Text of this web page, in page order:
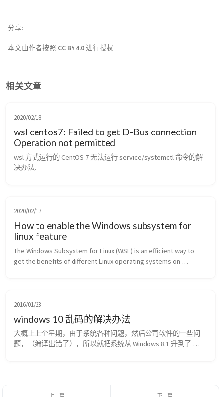
本文由作者按照 CC BY 4.0进行授权
分享
相关文章
2020/02/18
wsl centos7: Failed to get D-Bus connection
Operation not permitted
wsl 方式运行的 CentOS 7 无法运行 service/systemctl 命令的解
决办法.
2020/02/17
How to enable the Windows subsystem for
linux feature
The Windows Subsystem for Linux (WSL) is an efficient way to
get the benefits of different Linux operating systems on
Windows 10 and Windows server 2019.
2016/01/23
windows 10 乱码的解决办法
大概上上个星期，由于系统各种问题，然后公司软件的一些问
题，（编译出错了），所以就把系统从 Windows 8.1 升到了